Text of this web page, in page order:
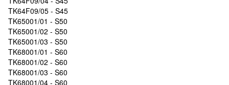
TK64F09/05 - S45
TK65001/01 - S50
TK65001/02 - S50
TK65001/03 - S50
TK68001/01 - S60
TK68001/02 - S60
TK68001/03 - S60
TK68001/04 - S60